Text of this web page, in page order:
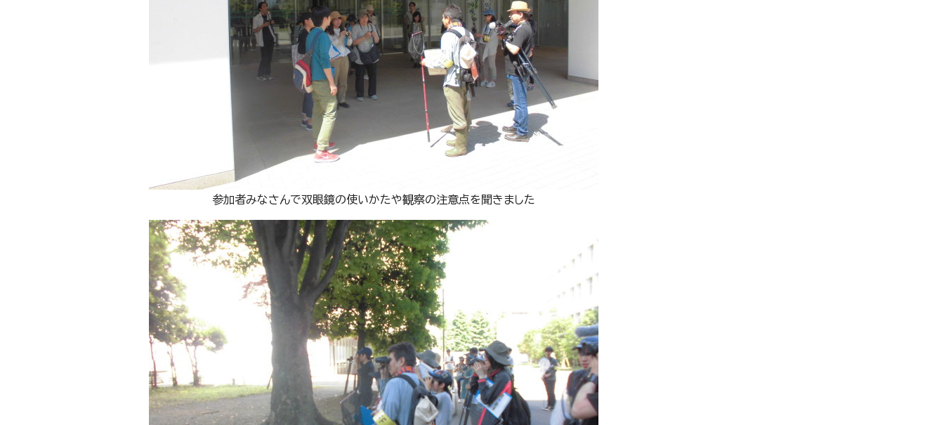
参加者みなさんで双眼鏡の使いかたや観察の注意点を聞きました